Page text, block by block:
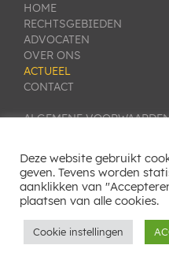
HOME
RECHTSGEBIEDEN
ADVOCATEN
OVER ONS
ACTUEEL
CONTACT
ALGEMENE
COOKIE INSTELLINGEN
SITEMAP
Deze website gebruikt
geven. Tevens worden
aanklikken van
plaatsen van alle cookies.
Cookie instellingen